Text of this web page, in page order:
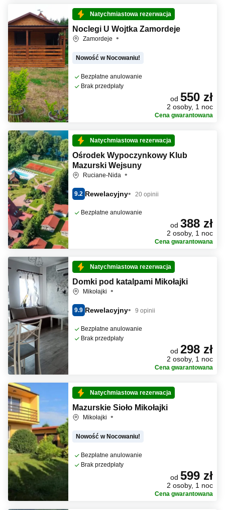
Natychmiastowa rezerwacja
Noclegi U Wojtka Zamordeje
Zamordeje
Nowość w Nocowaniu!
Bezpłatne anulowanie
Brak przedpłaty
od 550 zł
2 osoby, 1 noc
Cena gwarantowana
Natychmiastowa rezerwacja
Ośrodek Wypoczynkowy Klub
Mazurski Wejsuny
Ruciane-Nida
9.2 Rewelacyjny 20 opinii
Bezpłatne anulowanie
od 388 zł
2 osoby, 1 noc
Cena gwarantowana
Natychmiastowa rezerwacja
Domki pod katalpami Mikołajki
Mikołajki
9.9 Rewelacyjny 9 opinii
Bezpłatne anulowanie
Brak przedpłaty
od 298 zł
2 osoby, 1 noc
Cena gwarantowana
Natychmiastowa rezerwacja
Mazurskie Sioło Mikołajki
Mikołajki
Nowość w Nocowaniu!
Bezpłatne anulowanie
Brak przedpłaty
od 599 zł
2 osoby, 1 noc
Cena gwarantowana